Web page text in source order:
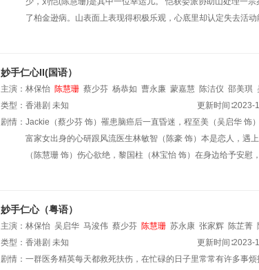
了柏金逊病。山表面上表现得积极乐观，心底里却认定失去活
妙手仁心II(国语）
主演： 林保怡 陈慧珊 蔡少芬 杨恭如 曹永廉 蒙嘉慧 陈洁仪 邵美琪
类型： 香港剧 未知 更新时间∶2023-
剧情： Jackie（蔡少芬 饰）罹患脑癌后一直昏迷，程至美（吴启华 饰
富家女出身的心研跟风流医生林敏智（陈豪 饰）本是恋人，遇
（陈慧珊 饰）伤心欲绝，黎国柱（林宝怡 饰）在身边给予安
妙手仁心（粤语）
主演： 林保怡 吴启华 马浚伟 蔡少芬 陈慧珊 苏永康 张家辉 陈芷菁
类型： 香港剧 未知 更新时间∶2023-
剧情： 一群医务精英每天都救死扶伤，在忙碌的日子里常常有许多事